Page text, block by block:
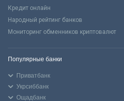
Кредит онлайн
Народный рейтинг банков
Мониторинг обменников криптовалют
Популярные банки
Приватбанк
Укрсиббанк
Ощадбанк